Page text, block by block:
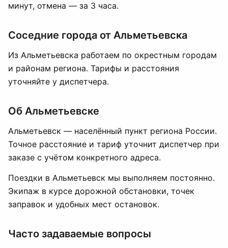
минут, отмена — за 3 часа.
Соседние города от Альметьевска
Из Альметьевска работаем по окрестным городам
и районам региона. Тарифы и расстояния
уточняйте у диспетчера.
Об Альметьевске
Альметьевск — населённый пункт региона России.
Точное расстояние и тариф уточнит диспетчер при
заказе с учётом конкретного адреса.
Поездки в Альметьевск мы выполняем постоянно.
Экипаж в курсе дорожной обстановки, точек
заправок и удобных мест остановок.
Часто задаваемые вопросы